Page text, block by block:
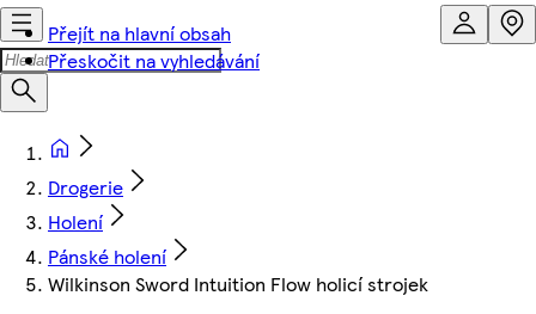
Přejít na hlavní obsah
Přeskočit na vyhledávání
Drogerie
Holení
Pánské holení
Wilkinson Sword Intuition Flow holicí strojek